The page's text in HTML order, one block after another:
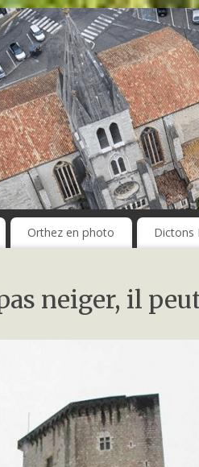
Orthez en photo Dictons
neiger, il